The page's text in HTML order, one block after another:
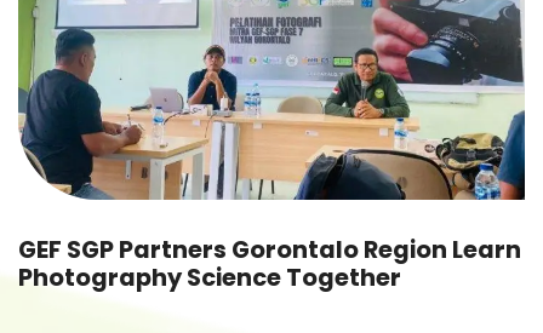
GEF SGP Partners Gorontalo Region Learn
Photography Science Together